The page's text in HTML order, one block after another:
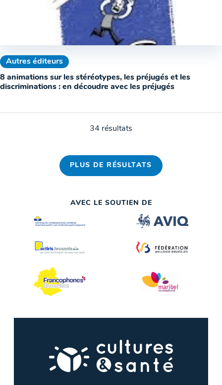
Autres éditeurs
8 animations sur les stéréotypes, les préjugés et les
discriminations : en découdre avec les préjugés
34 résultats
PLUS DE RÉSULTATS
AVEC LE SOUTIEN DE